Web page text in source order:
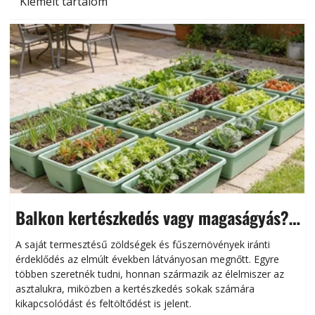
Balkon kertészkedés vagy magaságyás?
Helytakarékos kertészkedés
A saját termesztésű zöldségek és fűszernövények iránti
érdeklődés az elmúlt években látványosan megnőtt. Egyre
többen szeretnék tudni, honnan származik az élelmiszer az
asztalukra, miközben a kertészkedés sokak számára
kikapcsolódást és feltöltődést is jelent.